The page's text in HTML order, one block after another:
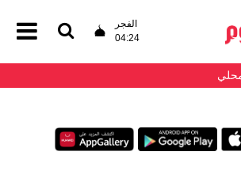
الفجر
04:24